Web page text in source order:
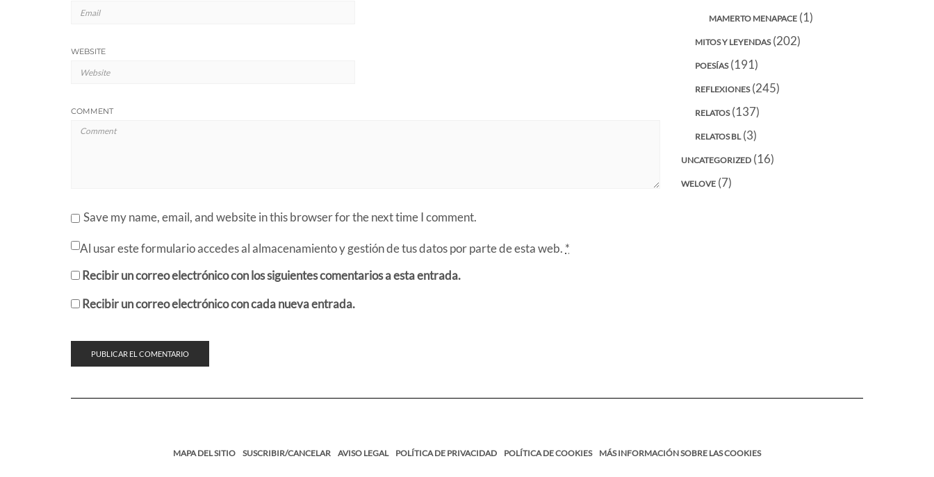
WEBSITE
COMMENT
Save my name, email, and website in this browser for the next time I comment.
Al usar este formulario accedes al almacenamiento y gestión de tus datos por parte de esta web. *
Recibir un correo electrónico con los siguientes comentarios a esta entrada.
Recibir un correo electrónico con cada nueva entrada.
MAMERTO MENAPACE(1)
MITOS Y LEYENDAS(202)
POESÍAS(191)
REFLEXIONES(245)
RELATOS(137)
RELATOS BL(3)
UNCATEGORIZED(16)
WELOVE(7)
MAPA DEL SITIO SUSCRIBIR/CANCELAR AVISO LEGAL POLÍTICA DE PRIVACIDAD POLÍTICA DE COOKIES MÁS INFORMACIÓN SOBRE LAS COOKIES